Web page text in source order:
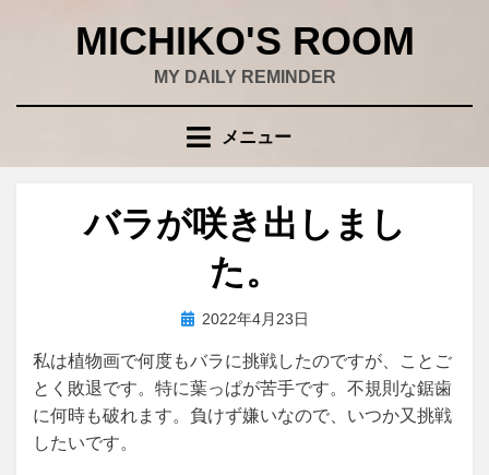
MICHIKO'S ROOM
MY DAILY REMINDER
メニュー
バラが咲き出しまし
た。
投稿者wad
投
日:
2022年4月23日
私は植物画で何度もバラに挑戦したのですが、ことご
とく敗退です。特に葉っぱが苦手です。不規則な鋸歯
に何時も破れます。負けず嫌いなので、いつか又挑戦
したいです。